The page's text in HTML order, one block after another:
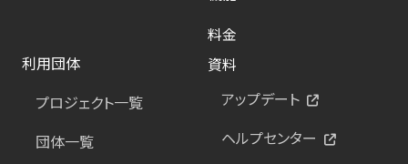
料金
利用団体
プロジェクト一覧
団体一覧
資料
アップデート
ヘルプセンター